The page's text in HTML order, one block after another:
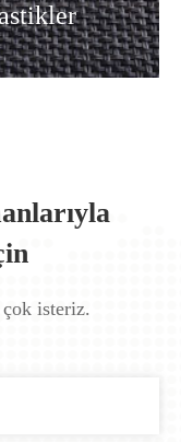
isteriz.